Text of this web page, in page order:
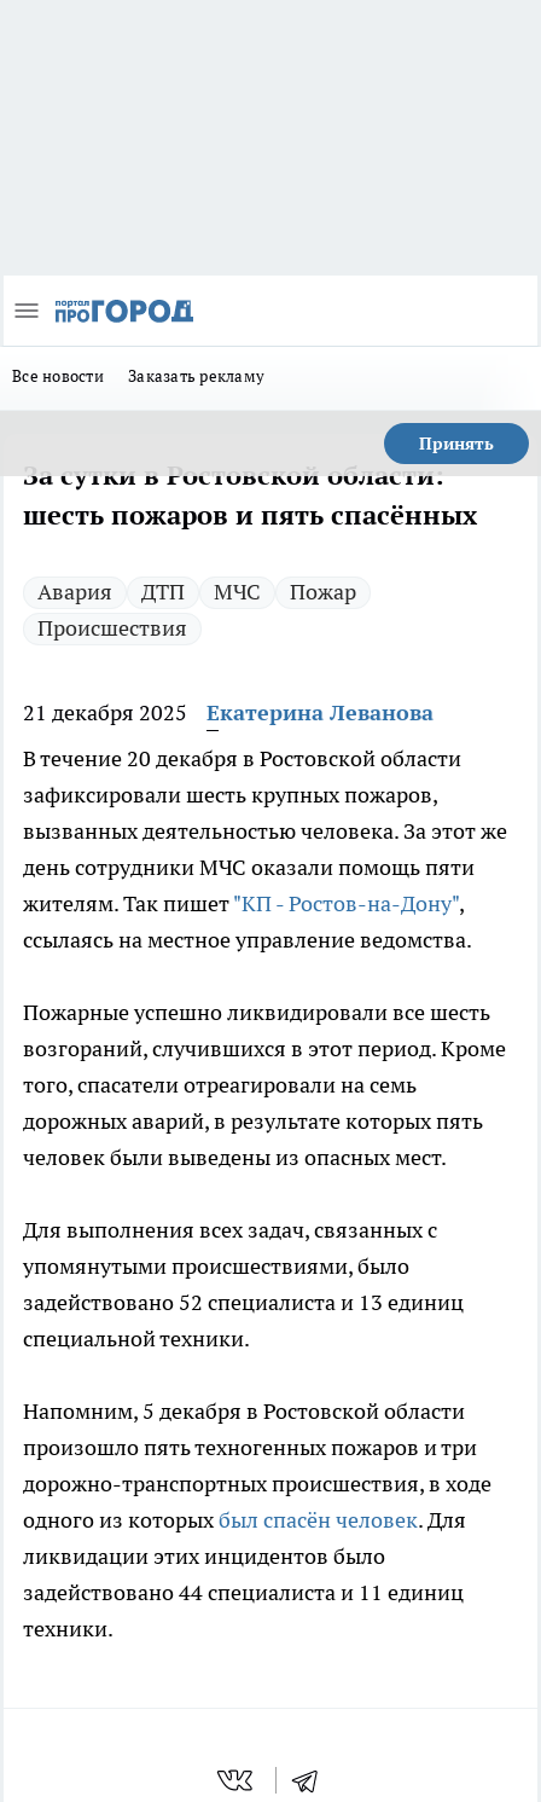
Все новости Заказать рекламу
Принять
За сутки в Ростовской области:
шесть пожаров и пять спасённых
Авария ДТП МЧС
Пожар
Происшествия
21 декабря 2025
Екатерина Леванова
В течение 20 декабря в Ростовской области
зафиксировали шесть крупных пожаров,
вызванных деятельностью человека. За этот же
день сотрудники МЧС оказали помощь пяти
жителям. Так пишет"КП - Ростов-на-Дону",
ссылаясь на местное управление ведомства.
Пожарные успешно ликвидировали все шесть
возгораний, случившихся в этот период. Кроме
того, спасатели отреагировали на семь
дорожных аварий, в результате которых пять
человек были выведены из опасных мест.
Для выполнения всех задач, связанных с
упомянутыми происшествиями, было
задействовано 52 специалиста и 13 единиц
специальной техники.
Напомним, 5 декабря в Ростовской области
произошло пять техногенных пожаров и три
дорожно-транспортных происшествия, в ходе
одного из которыхбыл спасён человек. Для
ликвидации этих инцидентов было
задействовано 44 специалиста и 11 единиц
техники.